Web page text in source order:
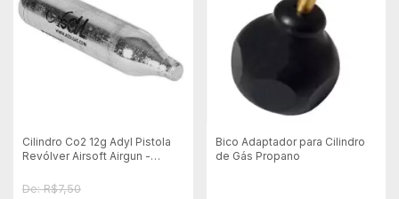
Cilindro Co2 12g Adyl Pistola
Revólver Airsoft Airgun -
De: R$7,50
Bico Adaptador para Cilindro
de Gás Propano